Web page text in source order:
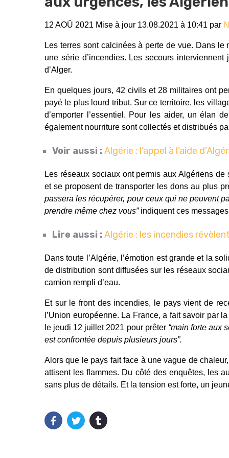
12 AOÛ 2021 Mise à jour 13.08.2021 à 10:41 par
Les terres sont calcinées à perte de vue. Dans
une série d’incendies. Les secours
d’Alger.
En quelques jours, 42 civils et 28 militaires ont
payé le plus lourd tribut. Sur ce territoire, les
d’emporter l’essentiel. Pour les aider, un élan
également nourriture sont collectés et distribués
Voir aussi : Algérie : l’appel à l’aide
Les réseaux sociaux ont permis aux Algériens
et se proposent de transporter les dons au plus
passera les récupérer, pour ceux qui ne peuvent
prendre même chez vous” indiquent ces
Lire aussi : Algérie : les incendies
Dans toute l’Algérie, l’émotion est grande et la
de distribution sont diffusées sur les réseaux
camion rempli d’eau.
Et sur le front des incendies, le pays vient de
l’Union européenne. La France, a fait savoir par
le jeudi 12 juillet 2021 pour prêter “main forte aux
est confrontée depuis plusieurs jours”.
Alors que le pays fait face à une vague de
attisent les flammes. Du côté des enquêtes, les
sans plus de détails. Et la tension est forte, un